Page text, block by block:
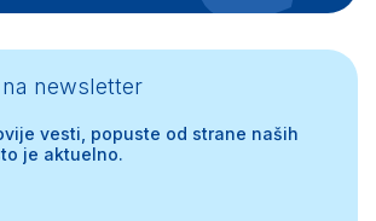
newsletter
vesti, popuste od strane naših
je aktuelno.